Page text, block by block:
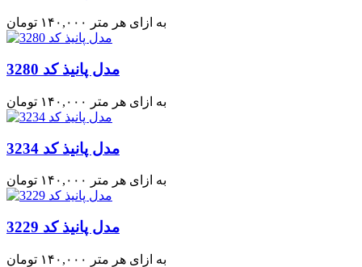
۱۴۰,۰۰۰ تومان به ازای هر متر
مدل پانیذ کد 3280
۱۴۰,۰۰۰ تومان به ازای هر متر
مدل پانیذ کد 3234
۱۴۰,۰۰۰ تومان به ازای هر متر
مدل پانیذ کد 3229
۱۴۰,۰۰۰ تومان به ازای هر متر